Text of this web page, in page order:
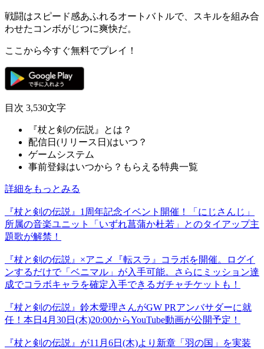
戦闘はスピード感あふれるオートバトルで、スキルを組み合
わせた コンボがじつに爽快だ。
ここから今すぐ無料でプレイ！
目次 3,530文字
『杖と剣の伝説』とは？
配信日(リリース日)はいつ？
ゲームシステム
事前登録はいつから？もらえる特典一覧
詳細をもっとみる
『杖と剣の伝説』1周年記念イベント開催！「にじさんじ」
所属の音楽ユニット「いずれ菖蒲か杜若」とのタイアップ主
題歌が解禁！
『杖と剣の伝説』×アニメ『転スラ』コラボを開催。ログイ
ンするだけで「ベニマル」が入手可能。さらにミッション達
成でコラボキャラを確定入手できるガチャチケットも！
『杖と剣の伝説』鈴木愛理さんがGW PRアンバサダーに就
任！本日4月30日(木)20:00からYouTube動画が公開予定！
『杖と剣の伝説』が11月6日(木)より新章「羽の国」を実装